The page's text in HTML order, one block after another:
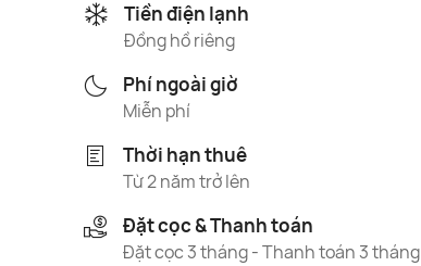
Tiền điện lạnh
Đồng hồ riêng
Phí ngoài giờ
Miễn phí
Thời hạn thuê
Từ 2 năm trở lên
Đặt cọc & Thanh toán
Đặt cọc 3 tháng - Thanh toán 3 tháng